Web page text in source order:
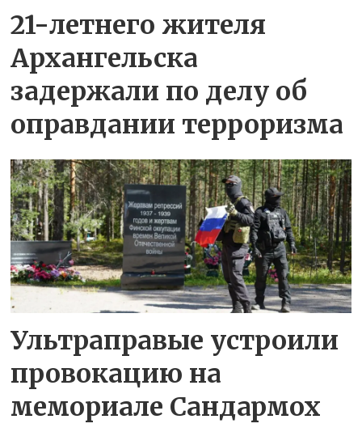
21-летнего жителя
Архангельска
задержали по делу об
оправдании терроризма
Ультраправые устроили
провокацию на
мемориале Сандармох